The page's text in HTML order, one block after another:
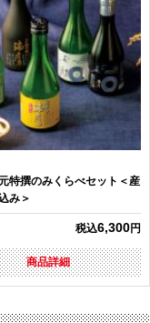
特撰のみくらべセット＜産
み＞
税込6,300円
商品詳細